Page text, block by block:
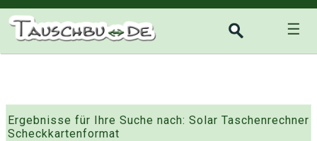
☰
Ergebnisse für Ihre Suche nach: Solar Taschenrechner
Scheckkartenformat